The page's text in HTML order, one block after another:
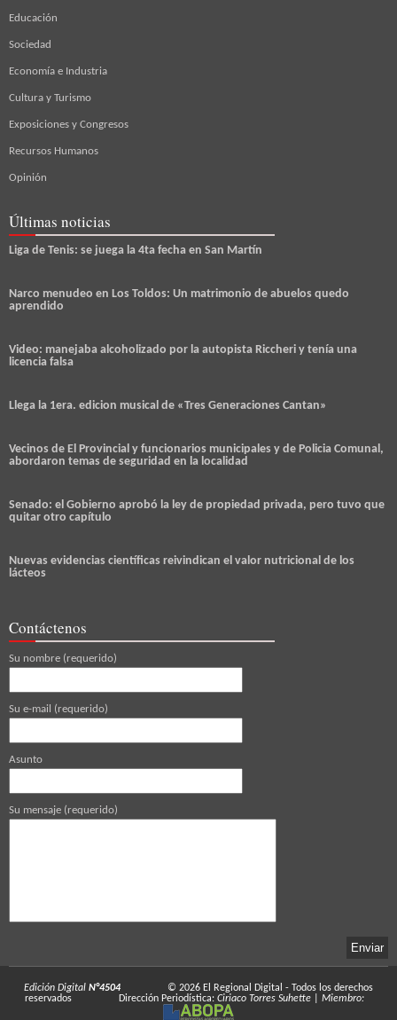
Educación
Sociedad
Economía e Industria
Cultura y Turismo
Exposiciones y Congresos
Recursos Humanos
Opinión
Últimas noticias
Liga de Tenis: se juega la 4ta fecha en San Martín
Narco menudeo en Los Toldos: Un matrimonio de abuelos quedo
aprendido
Video: manejaba alcoholizado por la autopista Riccheri y tenía una
licencia falsa
Llega la 1era. edicion musical de «Tres Generaciones Cantan»
Vecinos de El Provincial y funcionarios municipales y de Policia Comunal,
abordaron temas de seguridad en la localidad
Senado: el Gobierno aprobó la ley de propiedad privada, pero tuvo que
quitar otro capítulo
Nuevas evidencias científicas reivindican el valor nutricional de los
lácteos
Contáctenos
Su nombre (requerido)
Su e-mail (requerido)
Asunto
Su mensaje (requerido)
Edición Digital N°4504 © 2026 El Regional Digital - Todos los derechos
reservados
Dirección Periodística: Ciriaco Torres Suhette Miembro: